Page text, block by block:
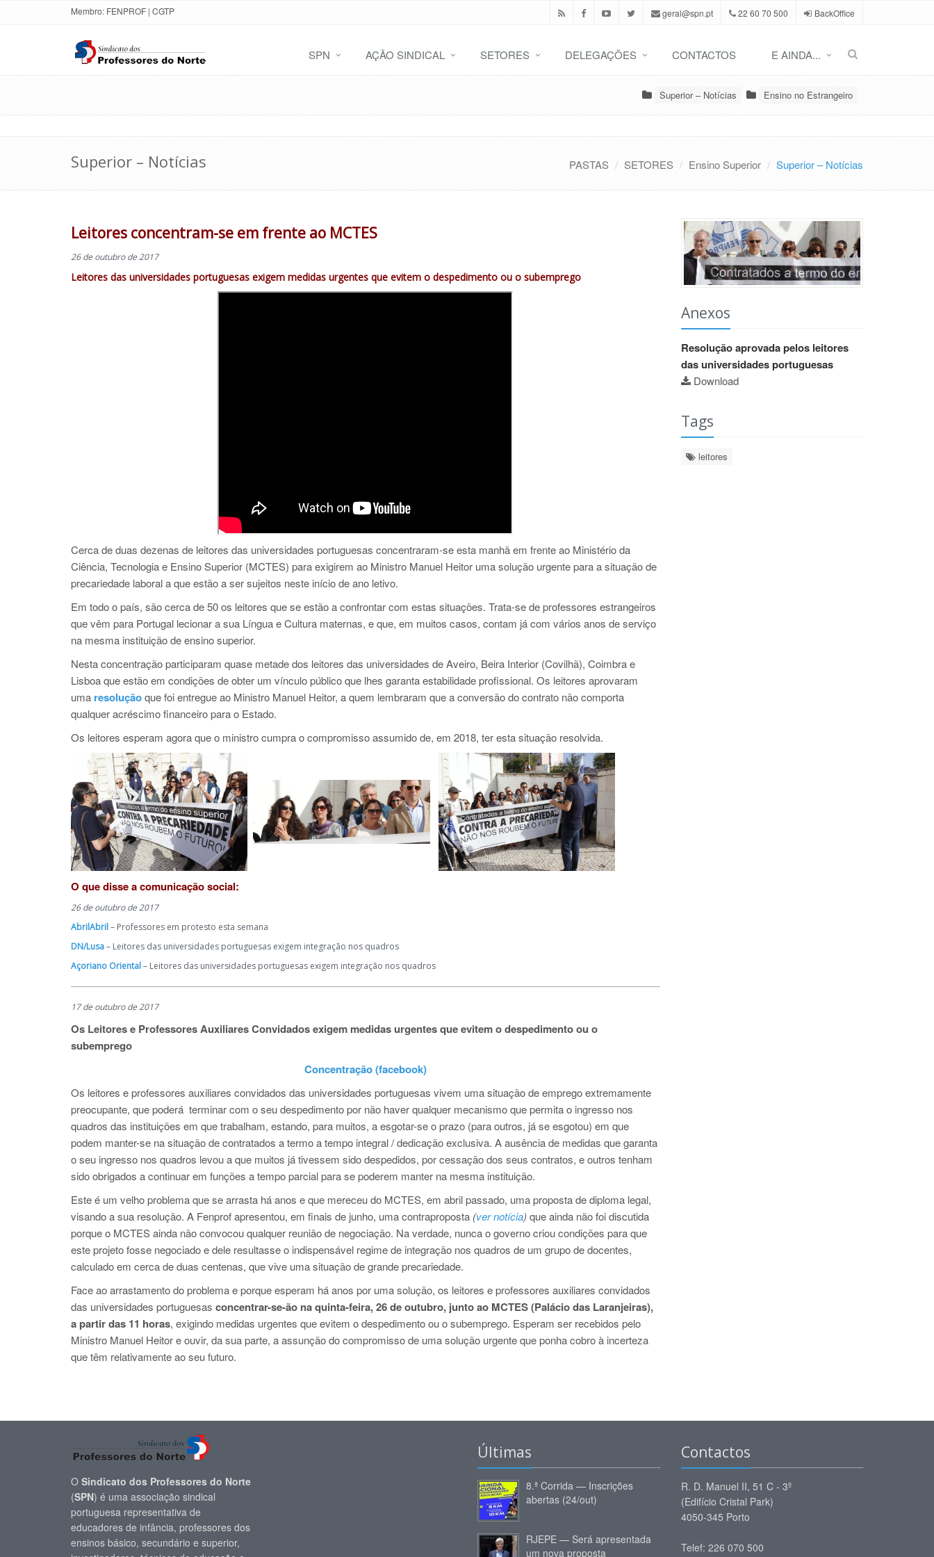
Membro: FENPROF | CGTP geral@spn.pt 22 60 70 500 BackOffice
SPN AÇÃO SINDICAL SETORES DELEGAÇÕES CONTACTOS E AINDA...
Superior – Notícias Ensino no Estrangeiro
Superior – Notícias PASTAS SETORES Ensino Superior Superior – Notícias
Leitores concentram-se em frente ao MCTES
26 de outubro de 2017
Leitores das universidades portuguesas exigem medidas urgentes que evitem o despedimento ou o subemprego
Cerca de duas dezenas de leitores das universidades portuguesas concentraram-se esta manhã em frente ao Ministério da
Ciência, Tecnologia e Ensino Superior (MCTES) para exigirem ao Ministro Manuel Heitor uma solução urgente para a situação de
precariedade laboral a que estão a ser sujeitos neste início de ano letivo.
Em todo o país, são cerca de 50 os leitores que se estão a confrontar com estas situações. Trata-se de professores estrangeiros
que vêm para Portugal lecionar a sua Língua e Cultura maternas, e que, em muitos casos, contam já com vários anos de serviço
na mesma instituição de ensino superior.
Nesta concentração participaram quase metade dos leitores das universidades de Aveiro, Beira Interior (Covilhã), Coimbra e
Lisboa que estão em condições de obter um vínculo público que lhes garanta estabilidade profissional. Os leitores aprovaram
uma resoluçãoque foi entregue ao Ministro Manuel Heitor, a quem lembraram que a conversão do contrato não comporta
qualquer acréscimo financeiro para o Estado.
Os leitores esperam agora que o ministro cumpra o compromisso assumido de, em 2018, ter esta situação resolvida.
O que disse a comunicação social:
26 de outubro de 2017
AbrilAbril– Professores em protesto esta semana
DN/Lusa– Leitores das universidades portuguesas exigem integração nos quadros
Açoriano Oriental– Leitores das universidades portuguesas exigem integração nos quadros
17 de outubro de 2017
Os Leitores e Professores Auxiliares Convidados exigem medidas urgentes que evitem o despedimento ou o
subemprego
Concentração (facebook)
Os leitores e professores auxiliares convidados das universidades portuguesas vivem uma situação de emprego extremamente
preocupante, que poderá terminar com o seu despedimento por não haver qualquer mecanismo que permita o ingresso nos
quadros das instituições em que trabalham, estando, para muitos, a esgotar-se o prazo (para outros, já se esgotou) em que
podem manter-se na situação de contratados a termo a tempo integral / dedicação exclusiva. A ausência de medidas que garanta
o seu ingresso nos quadros levou a que muitos já tivessem sido despedidos, por cessação dos seus contratos, e outros tenham
sido obrigados a continuar em funções a tempo parcial para se poderem manter na mesma instituição.
Este é um velho problema que se arrasta há anos e que mereceu do MCTES, em abril passado, uma proposta de diploma legal,
visando a sua resolução. A Fenprof apresentou, em finais de junho, uma contraproposta (ver notícia) que ainda não foi discutida
porque o MCTES ainda não convocou qualquer reunião de negociação. Na verdade, nunca o governo criou condições para que
este projeto fosse negociado e dele resultasse o indispensável regime de integração nos quadros de um grupo de docentes,
calculado em cerca de duas centenas, que vive uma situação de grande precariedade.
Face ao arrastamento do problema e porque esperam há anos por uma solução, os leitores e professores auxiliares convidados
das universidades portuguesas concentrar-se-ão na quinta-feira, 26 de outubro, junto ao MCTES (Palácio das Laranjeiras),
a partir das 11 horas, exigindo medidas urgentes que evitem o despedimento ou o subemprego. Esperam ser recebidos pelo
Ministro Manuel Heitor e ouvir, da sua parte, a assunção do compromisso de uma solução urgente que ponha cobro à incerteza
que têm relativamente ao seu futuro.
Anexos
Resolução aprovada pelos leitores
das universidades portuguesas
Download
Tags
leitores
O Sindicato dos Professores do Norte
(SPN) é uma associação sindical
portuguesa representativa de
educadores de infância, professores dos
ensinos básico, secundário e superior,
Últimas
8.ª Corrida — Inscrições
abertas (24/out)
RJEPE — Será apresentada
um nova proposta
Contactos
R. D. Manuel II, 51 C - 3º
(Edifício Cristal Park)
4050-345 Porto
Telef: 226 070 500